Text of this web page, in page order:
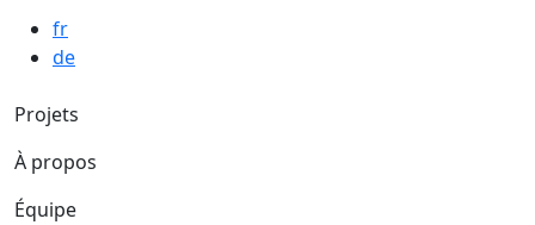
fr
de
Navigation principale
Projets
À propos
Équipe